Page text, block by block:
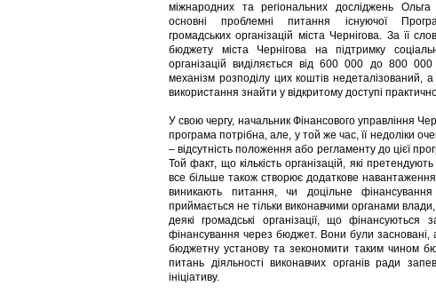
міжнародних та регіональних досліджень
основні проблемні питання існуючої
громадських організацій міста Чернігова. За її
бюджету міста Чернігова на підтримку
організацій виділяється від 600 000 до 800 000
механізм розподілу цих коштів недеталізований, а
використання знайти у відкритому доступі
У свою чергу, начальник Фінансового управління
програма потрібна, але, у той же час, її недоліки
– відсутність положення або регламенту до цієї
Той факт, що кількість організацій, які
все більше також створює додаткове
виникають питання, чи доцільне
приймається не тільки виконавчими органами
деякі громадські організації, що
фінансування через бюджет. Вони були
бюджетну установу та зекономити таким чином
питань діяльності виконавчих органів ради
ініціативу.